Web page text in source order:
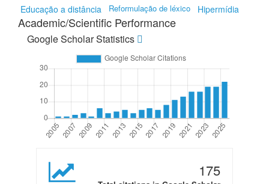
Educação a distância Reformulação de léxico Hipermídia
Academic/Scientific Performance
Google Scholar Statistics
175